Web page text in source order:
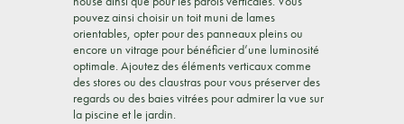
pouvez ainsi choisir un toit muni de lames
orientables, opter pour des panneaux pleins ou
encore un vitrage pour bénéficier d’une luminosité
optimale. Ajoutez des éléments verticaux comme
des stores ou des claustras pour vous préserver des
regards ou des baies vitrées pour admirer la vue sur
la piscine et le jardin.